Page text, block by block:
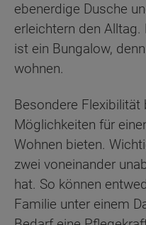
ebenerdige Dusche
erleichtern den Alltag.
ist ein Bungalow,
wohnen.
Besondere Flexibilität
Möglichkeiten für
Wohnen bieten.
zwei voneinander
hat. So können
Familie unter einem